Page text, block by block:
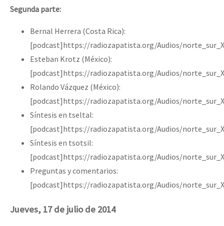
Segunda parte:
Bernal Herrera (Costa Rica):
[podcast]https://radiozapatista.org/Audios/
Esteban Krotz (México):
[podcast]https://radiozapatista.org/Audios/
Rolando Vázquez (México):
[podcast]https://radiozapatista.org/Audios/
Síntesis en tseltal:
[podcast]https://radiozapatista.org/Audios/
Síntesis en tsotsil:
[podcast]https://radiozapatista.org/Audios/
Preguntas y comentarios:
[podcast]https://radiozapatista.org/Audios/
Jueves, 17 de julio de 2014